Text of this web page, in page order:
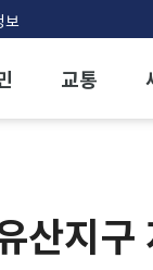
보
교통
산지